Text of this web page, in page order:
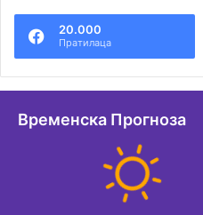
20.000
Пратилаца
Временска Прогноза